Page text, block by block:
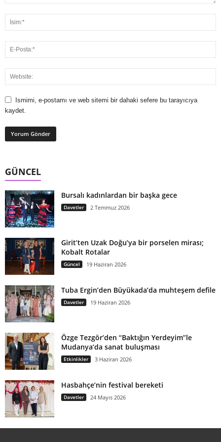
Ismimi, e-postamı ve web sitemi bir dahaki sefere bu tarayıcıya
kaydet.
GÜNCEL
Bursalı kadınlardan bir başka gece
Davetler 2 Temmuz 2026
Girit’ten Uzak Doğu’ya bir porselen mirası;
Kobalt Rotalar
Güncel 19 Haziran 2026
Tuba Ergin’den Büyükada’da muhteşem defile
Davetler 19 Haziran 2026
Özge Tezgör’den “Baktığın Yerdeyim”le
Mudanya’da sanat buluşması
Etkinlikler 3 Haziran 2026
Hasbahçe’nin festival bereketi
Davetler 24 Mayıs 2026